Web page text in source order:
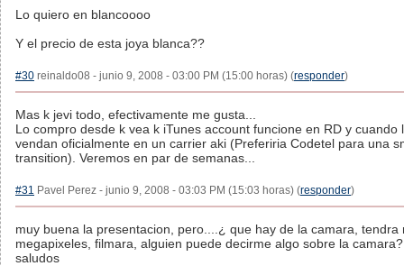
Lo quiero en blancoooo
Y el precio de esta joya blanca??
#30 reinaldo08 - junio 9, 2008 - 03:00 PM (15:00 horas) (responder)
Mas k jevi todo, efectivamente me gusta...
Lo compro desde k vea k iTunes account funcione en RD y cuando
vendan oficialmente en un carrier aki (Preferiria Codetel para una
transition). Veremos en par de semanas...
#31 Pavel Perez - junio 9, 2008 - 03:03 PM (15:03 horas) (responder)
muy buena la presentacion, pero....¿ que hay de la camara, tendra
megapixeles, filmara, alguien puede decirme algo sobre la camara?
saludos